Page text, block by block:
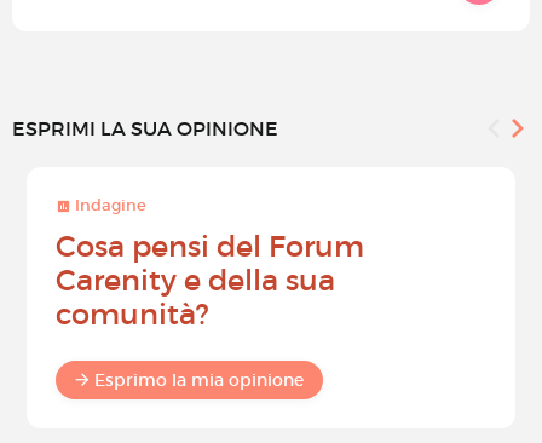
ESPRIMI LA SUA OPINIONE
Indagine
Cosa pensi del Forum
Carenity e della sua
comunità?
Esprimo la mia opinione